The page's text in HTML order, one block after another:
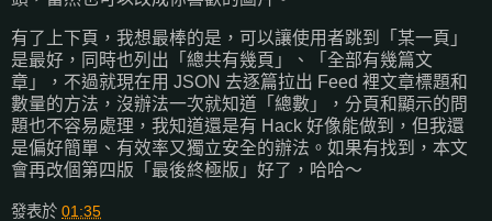
有了上下頁，我想最棒的是，可以讓使用者跳到「某一頁」
是最好，同時也列出「總共有幾頁」、「全部有幾篇文
章」，不過就現在用 JSON 去逐篇拉出 Feed 裡文章標題和
數量的方法，沒辦法一次就知道「總數」，分頁和顯示的問
題也不容易處理，我知道還是有 Hack 好像能做到，但我還
是偏好簡單、有效率又獨立安全的辦法。如果有找到，本文
會再改個第四版「最後終極版」好了，哈哈～
發表於 01:35